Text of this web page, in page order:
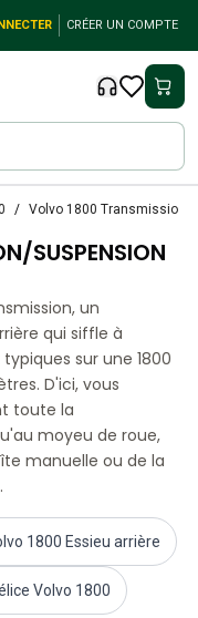
CRÉER UN COMPTE
arrière
Duett
PV/Duett
Volvo 1800 Transmission/
SUSPENSION
un
qui siffle à
sur une 1800
D'ici, vous
toute la
moyeu de roue,
manuelle ou de la
1800 Essieu arrière
Volvo 1800